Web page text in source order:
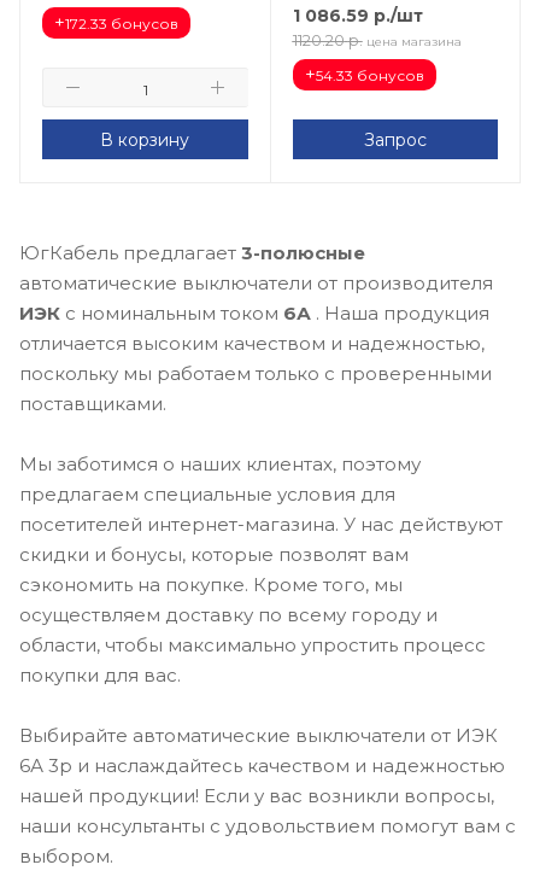
+172.33 бонусов
В корзину
1 086.59 р./шт
1120.20 р. цена магазина
+54.33 бонусов
Запрос
ЮгКабель предлагает 3-полюсные
автоматические выключатели от производителя
ИЭК с номинальным током 6А . Наша продукция
отличается высоким качеством и надежностью,
поскольку мы работаем только с проверенными
поставщиками.
Мы заботимся о наших клиентах, поэтому
предлагаем специальные условия для
посетителей интернет-магазина. У нас действуют
скидки и бонусы, которые позволят вам
сэкономить на покупке. Кроме того, мы
осуществляем доставку по всему городу и
области, чтобы максимально упростить процесс
покупки для вас.
Выбирайте автоматические выключатели от ИЭК
6А 3p и наслаждайтесь качеством и надежностью
нашей продукции! Если у вас возникли вопросы,
наши консультанты с удовольствием помогут вам с
выбором.